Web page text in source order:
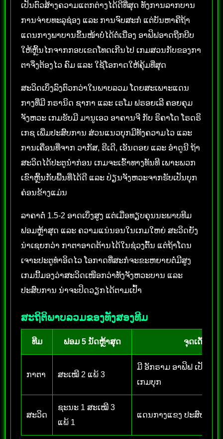
ເປັນຕົວສ້າງຄວາມແຕກຕ່າງໄດ້ດີທີ່ສຸດ ທັງການລາກບານ
ການຈ່າຍທະລຸຊ່ອງ ແລະ ການຈົບສະກໍ ແຕ່ບັນຫາຄືຖ້າ
ແດນກາງພາບານຂຶ້ນໜ້າບໍ່ໄດ້ຕໍ່ເນື່ອງ ອາຟິຟອາດຖືກບີບ
ໃຫ້ຫຼິ້ນໄກຈາກກອບເຂດໂທດເກີນໄປ ເກມສວນກັບຂອງກາ
ຕາຈຶ່ງຕ້ອງໄວ ຄົມ ແລະ ໃຊ້ໂອກາດໃຫ້ຄຸ້ມທີ່ສຸດ
ສະວິດເບິ່ງລົງຕົວກວ່າໃນພາບລວມ ໂດຍສະເພາະແດນ
ກາງທີ່ມີ ກຣານິດ ຊາກາ ແລະ ເຣໂມ ຟຣອຍເລີ ຄອຍຄຸມ
ຈັງຫວະ ເກມຮັບມີ ມານູເອວ ອາຄານຈີ ກັບ ຣິຄາໂດ ໂຣດຣິ
ເກຊ ເພີ່ມປະສົບການ ສ່ວນແນວບຸກມີທັງຄວາມໄວ ແລະ
ການເຄື່ອນທີ່ຈາກ ວາກັສ, ຣີເດີ, ເອັນດອຍ ແລະ ອຳດູນີ ຖ້າ
ສະວິດໄດ້ປະຕູນຳກ່ອນ ເກມຈະເຂົ້າທາງທັນທີ ເພາະພວກ
ເຂົາຫຼິ້ນກັບພື້ນທີ່ໄດ້ດີ ແລະ ປ່ຽນຈັງຫວະຈາກຮັບເປັນບຸກ
ຄ່ອນຂ້າງແມ່ນ
ລາຄາຕໍ່ 1.5-2 ອາດເບິ່ງສູງ ແຕ່ເມື່ອທຽບຄຸນນະພາບທີມ
ຟອມຫຼ້າສຸດ ແລະ ຄວາມແນ່ນອນໃນເກມໃຫຍ່ ສະວິດຍັງ
ນ່າເຊຍກວ່າ ກາຕາອາດຕ້ານໄດ້ໃນຊ່ວງຕົ້ນ ແຕ່ຖ້າໂດນ
ເຈາະປະຕູທຳອິດໄວ ໂອກາດທີ່ສະກໍຈະຂະຫຍາຍຕໍ່ມີສູງ
ເກມນີ້ມອງວ່າສະວິດເໜືອກວ່າທັງຈັງຫວະບານ ແລະ
ປະສົບການ ນ່າຈະປິດວຽກໄດ້ຕາມເປົ້າ
ສະຖິຕິພາບລວມຂອງທັງສອງທີມ
ທີມ ຟອມ 5 ນັດຫຼ້າສຸດ ຈຸດເດັ່ນ
ກາຕາ ສະເໝີ 2 ແພ້ 3
ມີ ອັກຣາມ ອາຟິຟ ເປັນຕົວ
ເກມບຸກ
ສະວິດ
ຊະນະ 1 ສະເໝີ 3
ແພ້ 1
ແດນກາງແຂງ ປະສົບການ